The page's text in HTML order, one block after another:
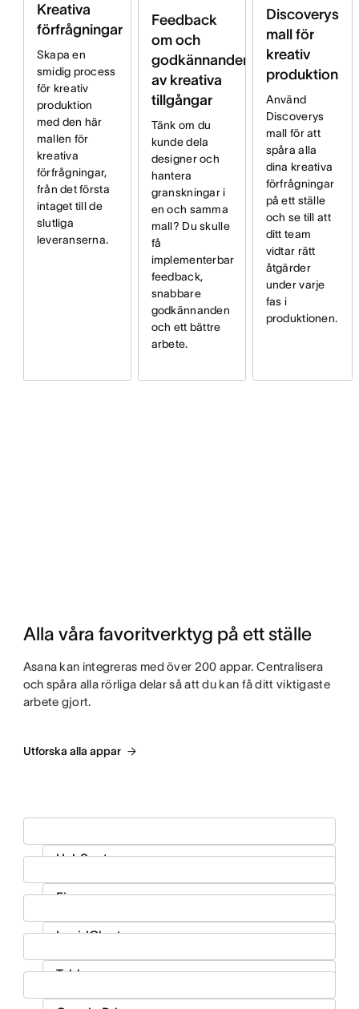
Kreativa
förfrågningar
Skapa en
smidig process
för kreativ
produktion
med den här
mallen för
kreativa
förfrågningar,
från det första
intaget till de
slutliga
leveranserna.
Feedback
om och
godkännanden
av kreativa
tillgångar
Tänk om du
kunde dela
designer och
hantera
granskningar i
en och samma
mall? Du skulle
få
implementerbar
feedback,
snabbare
godkännanden
och ett bättre
arbete.
Discoverys
mall för
kreativ
produktion
Använd
Discoverys
mall för att
spåra alla
dina kreativa
förfrågningar
på ett ställe
och se till att
ditt team
vidtar rätt
åtgärder
under varje
fas i
produktionen.
Alla våra favoritverktyg på ett ställe
Asana kan integreras med över 200 appar. Centralisera
och spåra alla rörliga delar så att du kan få ditt viktigaste
arbete gjort.
Utforska alla appar